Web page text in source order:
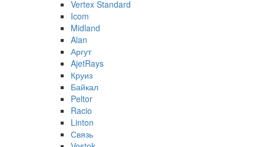
Vertex Standard
Icom
Midland
Alan
Аргут
AjetRays
Круиз
Байкал
Peltor
Racio
Linton
Связь